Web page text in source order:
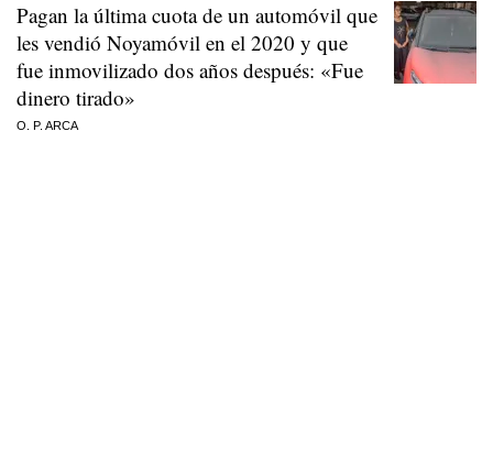
Pagan la última cuota de un automóvil que
les vendió Noyamóvil en el 2020 y que
fue inmovilizado dos años después: «Fue
dinero tirado»
O. P. ARCA